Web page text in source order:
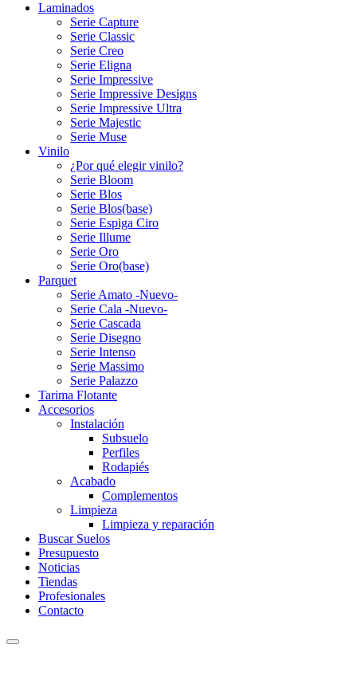
Laminados
Serie Capture
Serie Classic
Serie Creo
Serie Eligna
Serie Impressive
Serie Impressive Designs
Serie Impressive Ultra
Serie Majestic
Serie Muse
Vinilo
¿Por qué elegir vinilo?
Serie Bloom
Serie Blos
Serie Blos(base)
Serie Espiga Ciro
Serie Illume
Serie Oro
Serie Oro(base)
Parquet
Serie Amato -Nuevo-
Serie Cala -Nuevo-
Serie Cascada
Serie Disegno
Serie Intenso
Serie Massimo
Serie Palazzo
Tarima Flotante
Accesorios
Instalación
Subsuelo
Perfiles
Rodapiés
Acabado
Complementos
Limpieza
Limpieza y reparación
Buscar Suelos
Presupuesto
Noticias
Tiendas
Profesionales
Contacto